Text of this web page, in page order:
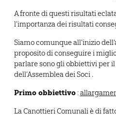
A fronte di questi risultati
l’importanza dei risultati
Siamo comunque all’inizio
proposito di conseguire i
parlare sono gli obbiettivi per
dell’Assemblea dei Soci .
Primo obbiettivo:
La Canottieri Comunali è di